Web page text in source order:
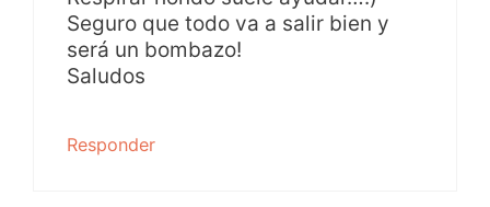
Seguro que todo va a salir bien y
será un bombazo!
Saludos
Responder